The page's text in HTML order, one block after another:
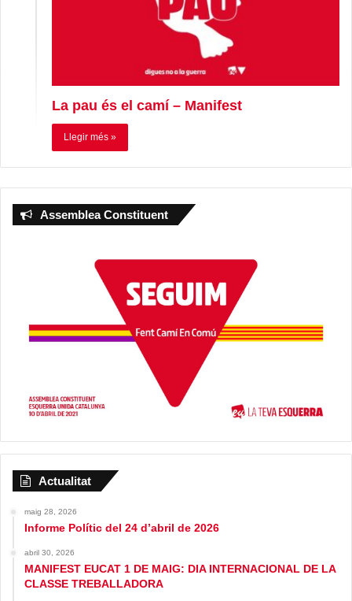
La pau és el camí – Manifest
Llegir més »
Assemblea Constituent
Actualitat
maig 28, 2026
Informe Polític del 24 d’abril de 2026
abril 30, 2026
MANIFEST EUCAT 1 DE MAIG: DIA INTERNACIONAL DE LA
CLASSE TREBALLADORA